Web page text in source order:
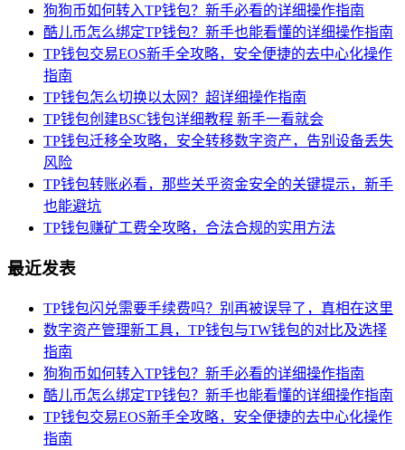
狗狗币如何转入TP钱包？新手必看的详细操作指南
酷儿币怎么绑定TP钱包？新手也能看懂的详细操作指南
TP钱包交易EOS新手全攻略，安全便捷的去中心化操作
指南
TP钱包怎么切换以太网？超详细操作指南
TP钱包创建BSC钱包详细教程 新手一看就会
TP钱包迁移全攻略，安全转移数字资产，告别设备丢失
风险
TP钱包转账必看，那些关乎资金安全的关键提示，新手
也能避坑
TP钱包赚矿工费全攻略，合法合规的实用方法
最近发表
TP钱包闪兑需要手续费吗？别再被误导了，真相在这里
数字资产管理新工具，TP钱包与TW钱包的对比及选择
指南
狗狗币如何转入TP钱包？新手必看的详细操作指南
酷儿币怎么绑定TP钱包？新手也能看懂的详细操作指南
TP钱包交易EOS新手全攻略，安全便捷的去中心化操作
指南